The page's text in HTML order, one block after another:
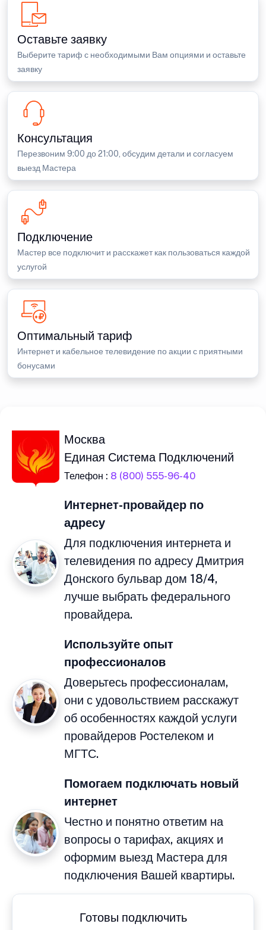
Оставьте заявку
Выберите тариф с необходимыми Вам опциями и оставьте
заявку
Консультация
Перезвоним 9:00 до 21:00, обсудим детали и согласуем
выезд Мастера
Подключение
Мастер все подключит и расскажет как пользоваться каждой
услугой
Оптимальный тариф
Интернет и кабельное телевидение по акции с приятными
бонусами
Москва
Единая Система Подключений
Телефон : 8 (800) 555-96-40
Интернет-провайдер по
адресу
Для подключения интернета и
телевидения по адресу Дмитрия
Донского бульвар дом 18/4,
лучше выбрать федерального
провайдера.
Используйте опыт
профессионалов
Доверьтесь профессионалам,
они с удовольствием расскажут
об особенностях каждой услуги
провайдеров Ростелеком и
МГТС.
Помогаем подключать новый
интернет
Честно и понятно ответим на
вопросы о тарифах, акциях и
оформим выезд Мастера для
подключения Вашей квартиры.
Готовы подключить